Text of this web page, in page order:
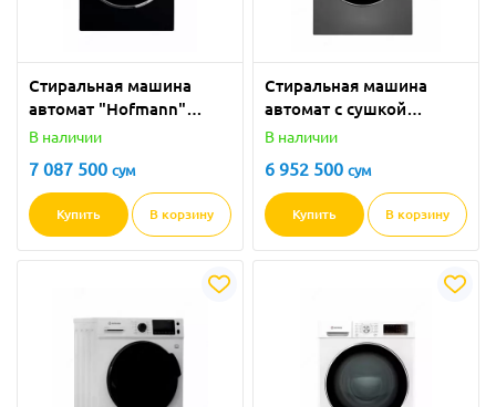
Стиральная машина
автомат "Hofmann"
WM814АSBK/HF
В наличии
7 087 500 сум
Купить В корзину
Стиральная машина
автомат с сушкой
"Hofmann" НWD816TS
В наличии
6 952 500 сум
Купить В корзину